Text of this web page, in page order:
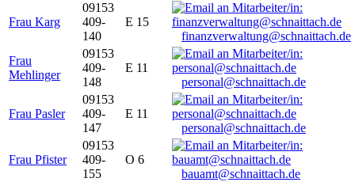
Frau Karg
09153
409-
140
E 15
finanzverwaltung@schnaittach.de
Frau
Mehlinger
09153
409-
148
E 11
personal@schnaittach.de
Frau Pasler
09153
409-
147
E 11
personal@schnaittach.de
Frau Pfister
09153
409-
155
O 6
bauamt@schnaittach.de